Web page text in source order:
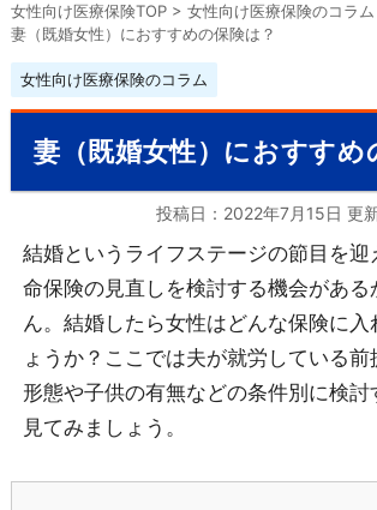
女性向け医療保険TOP> 女性向け医療保険のコラム
妻（既婚女性）におすすめの保険は？
女性向け医療保険のコラム
妻（既婚女性）におすすめ
投稿日：2022年7月15日 更
結婚というライフステージの節目を迎
命保険の見直しを検討する機会がある
ん。結婚したら女性はどんな保険に入
ょうか？ここでは夫が就労している
形態や子供の有無などの条件別に検討
見てみましょう。